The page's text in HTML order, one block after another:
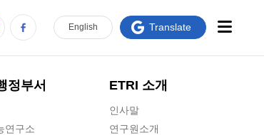
정부서
연구소
ETRI 소개
인사말
연구원소개
English Translate